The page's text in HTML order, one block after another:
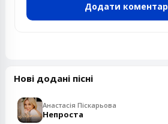
Додати коментар
Нові додані пісні
Анастасія Піскарьова
Непроста